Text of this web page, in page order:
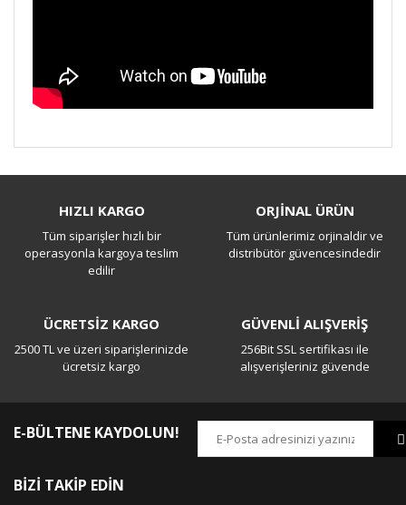
Yorum Yaz
HIZLI KARGO
Tüm siparişler hızlı bir
operasyonla kargoya teslim
edilir
ORJİNAL ÜRÜN
Tüm ürünlerimiz orjinaldir ve
distribütör güvencesindedir
ÜCRETSİZ KARGO
2500 TL ve üzeri siparişlerinizde
ücretsiz kargo
GÜVENLİ ALIŞVERİŞ
256Bit SSL sertifikası ile
alışverişleriniz güvende
E-BÜLTENE KAYDOLUN!
BİZİ TAKİP EDİN